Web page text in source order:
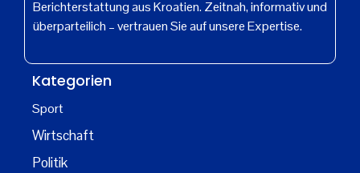
Berichterstattung aus Kroatien. Zeitnah, informativ und
überparteilich – vertrauen Sie auf unsere Expertise.
Kategorien
Sport
Wirtschaft
Politik